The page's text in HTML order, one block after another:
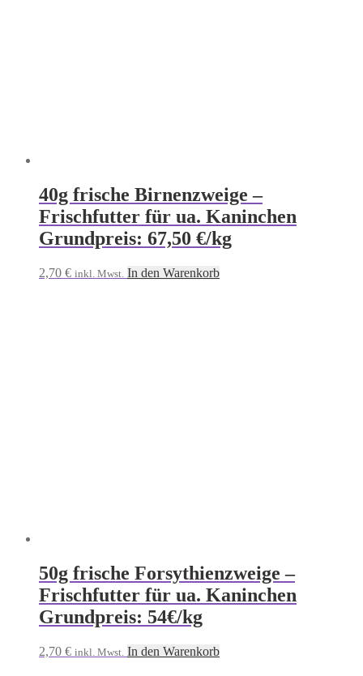
40g frische Birnenzweige –
Frischfutter für ua. Kaninchen
Grundpreis: 67,50 €/kg
2,70 € inkl. Mwst. In den Warenkorb
50g frische Forsythienzweige –
Frischfutter für ua. Kaninchen
Grundpreis: 54€/kg
2,70 € inkl. Mwst. In den Warenkorb